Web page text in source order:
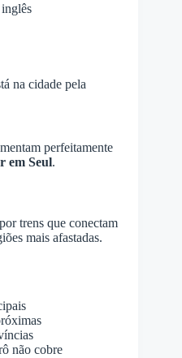
na cidade pela
perfeitamente
em Seul.
trens que conectam
mais afastadas.
não cobre